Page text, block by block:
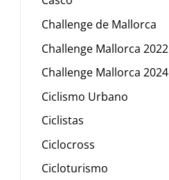
Challenge de Mallorca
Challenge Mallorca 2022
Challenge Mallorca 2024
Ciclismo Urbano
Ciclistas
Ciclocross
Cicloturismo